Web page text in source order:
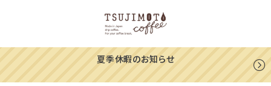
一部地域への配送遅延のご案内